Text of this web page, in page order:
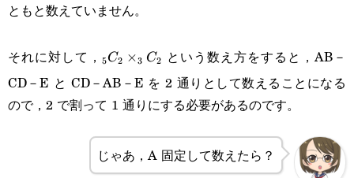
ともと数えていません。
それに対して， _5C_2\times_3C_2
5C2 ×3 C2
という数え方をすると，AB－
CD－E と CD－AB－E を 2 通りとして数えることになる
ので，2 で割って 1 通りにする必要があるのです。
じゃあ，A 固定して数えたら？